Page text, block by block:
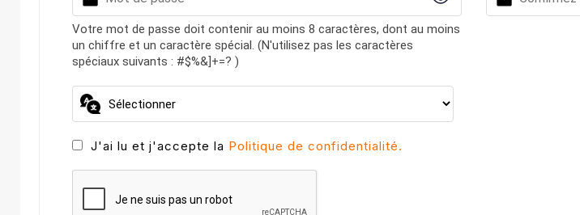
Votre mot de passe doit contenir au moins 8 caractères, dont au moins
un chiffre et un caractère spécial. (N'utilisez pas les caractères
spéciaux suivants : #$%&]+=? )
J'ai lu et j'accepte la Politique de confidentialité.